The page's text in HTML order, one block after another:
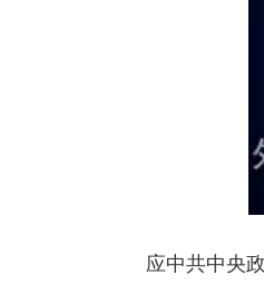
应中共中央